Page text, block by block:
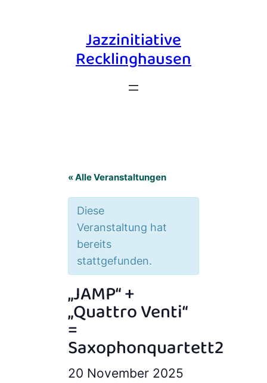
Jazzinitiative
Recklinghausen
« Alle Veranstaltungen
Diese
Veranstaltung hat
bereits
stattgefunden.
„JAMP“ +
„Quattro Venti“
=
Saxophonquartett2
20 November 2025